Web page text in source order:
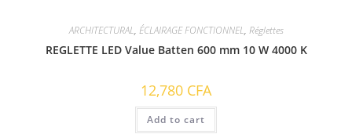
ARCHITECTURAL, ÉCLAIRAGE FONCTIONNEL, Réglettes
REGLETTE LED Value Batten 600 mm 10 W 4000 K
12,780 CFA
Add to cart